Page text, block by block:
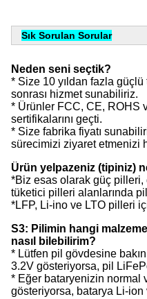
Sık Sorulan Sorular
Neden seni seçtik?
* Size 10 yıldan fazla
sonrası hizmet sunabiliriz.
* Ürünler FCC, CE, ROHS
sertifikalarını geçti.
* Size fabrika fiyatı
sürecimizi ziyaret etmenizi
Ürün yelpazeniz (tipiniz)
*Biz esas olarak güç
tüketici pilleri alanlarında
*LFP, Li-ino ve LTO pilleri
S3: Pilimin hangi
nasıl bilebilirim?
* Lütfen pil gövdesine
3.2V gösteriyorsa, pil
* Eğer bataryenizin normal
gösteriyorsa, batarya Li-ion